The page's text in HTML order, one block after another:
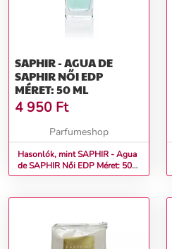
SAPHIR - AGUA DE
SAPHIR NŐI EDP
MÉRET: 50 ML
4 950 Ft
Parfumeshop
Hasonlók, mint SAPHIR - Agua
de SAPHIR Női EDP Méret: 50
ml